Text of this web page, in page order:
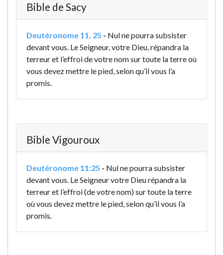
Bible de Sacy
Deutéronome 11. 25 - Nul ne pourra subsister
devant vous. Le Seigneur, votre Dieu, répandra la
terreur et l’effroi de votre nom sur toute la terre où
vous devez mettre le pied, selon qu’il vous l’a
promis.
Bible Vigouroux
Deutéronome 11:25 - Nul ne pourra subsister
devant vous. Le Seigneur votre Dieu répandra la
terreur et l’effroi (de votre nom) sur toute la terre
où vous devez mettre le pied, selon qu’il vous l’a
promis.